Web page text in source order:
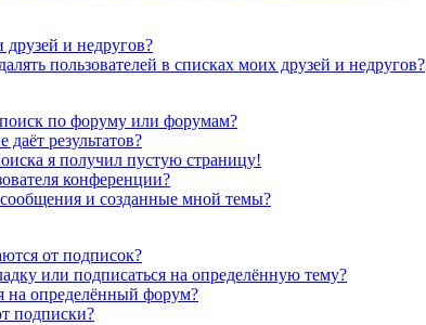
друзей и недругов?
пользователей в списках моих друзей и недругов?
по форуму или форумам?
результатов?
я получил пустую страницу!
конференции?
и созданные мной темы?
от подписок?
или подписаться на определённую тему?
на определённый форум?
подписки?